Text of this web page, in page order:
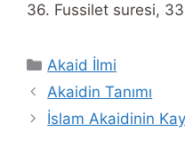
36. Fussilet suresi,
Categories
Akaid İlmi
Akaidin Tanımı
İslam Akaidinin